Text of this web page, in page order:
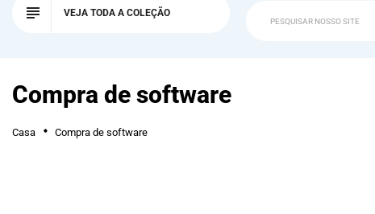
VEJA TODA A COLEÇÃO
Compra de software
Casa Compra de software